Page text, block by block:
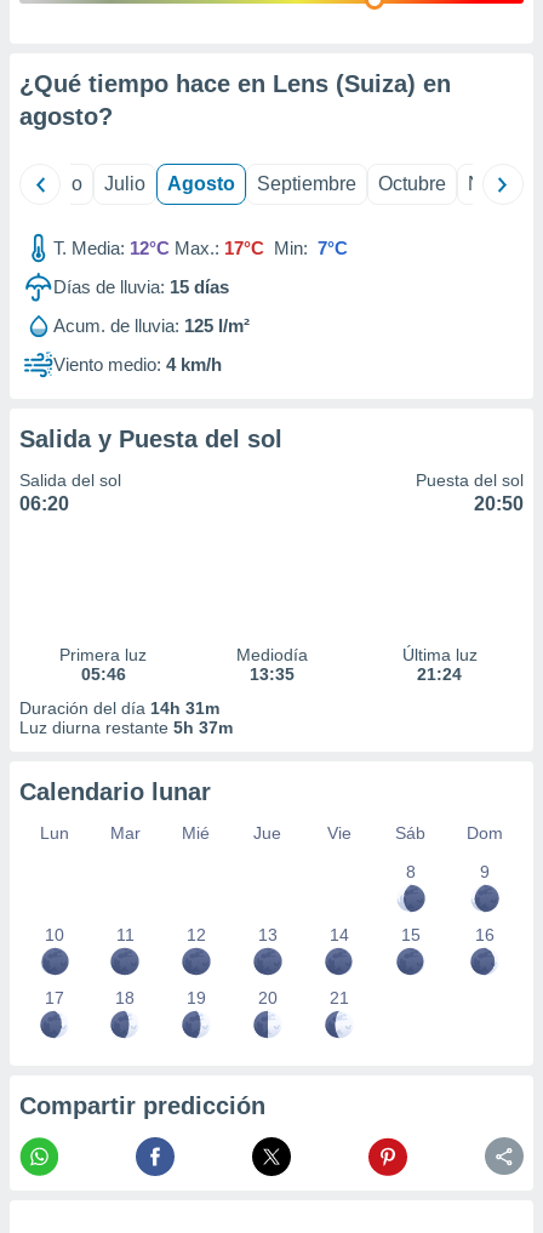
e
mediante
1199
¿Qué tiempo hace en Lens (Suiza) en
agosto?
Junio Julio Agosto Septiembre Octubre
T. Media: 12°C Max.: 17°C Min: 7°C
Días de lluvia: 15 días
Acum. de lluvia: 125 l/m²
Viento medio: 4 km/h
Salida y Puesta del sol
Salida del sol
06:20
Puesta del sol
20:50
Primera luz
05:46
Mediodía
13:35
Última luz
21:24
Duración del día 14h 31m
Luz diurna restante 5h 37m
Calendario lunar
Lun Mar Mié Jue Vie Sáb
Dom
8
9
10 11 12 13 14 15 16
17 18 19 20 21
Compartir predicción